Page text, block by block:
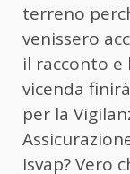
terreno
venissero
il racconto e
vicenda
per la
Isvap? Vero